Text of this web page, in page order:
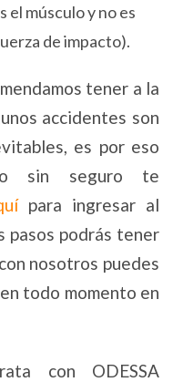
el músculo y no es
de impacto).
tener a la
accidentes son
es por eso
sin seguro te
para ingresar al
pasos podrás tener
nosotros puedes
todo momento en
con ODESSA